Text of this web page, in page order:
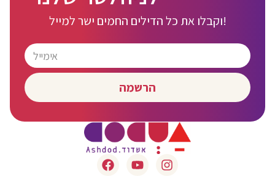
וקבלו את כל הדילים החמים ישר למייל!
הרשמה